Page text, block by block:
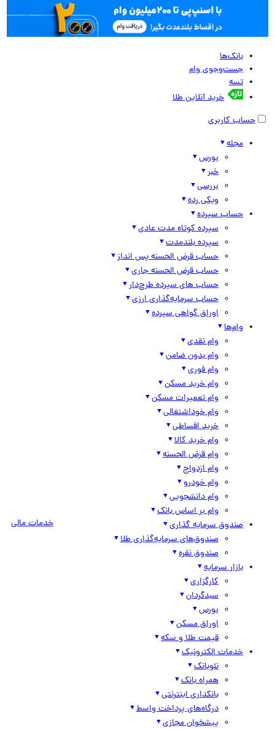
بانک‌ها
جست‌وجوی وام
تسه
خرید آنلاین طلا
حساب کاربری
مجله
بورس
خبر
بررسی
ویکی رده
حساب سپرده
سپرده کوتاه مدت عادی
سپرده بلندمدت
حساب قرض الحسنه پس انداز
حساب قرض الحسنه جاری
حساب های سپرده طرح‌دار
حساب سرمایه‌گذاری ارزی
اوراق گواهی سپرده
وام‌ها
وام نقدی
وام بدون ضامن
وام فوری
وام خرید مسکن
وام تعمیرات مسکن
وام خوداشتغالی
خرید اقساطی
وام خرید کالا
وام قرض الحسنه
وام ازدواج
وام خودرو
وام دانشجویی
وام بر اساس بانک
صندوق سرمایه گذاری
صندوق‌های سرمایه‌گذاری طلا
صندوق نقره
بازار سرمایه
کارگزاری
سبدگردان
بورس
اوراق مسکن
قیمت طلا و سکه
خدمات الکترونیک
نئوبانک
همراه بانک
بانکداری اینترنتی
درگاه‌های پرداخت واسط
پیشخوان مجازی
خدمات مالی